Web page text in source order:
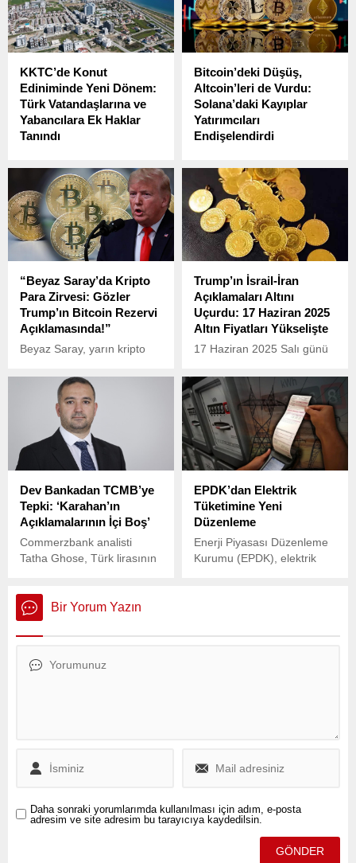
KKTC’de Konut
Ediniminde Yeni Dönem:
Türk Vatandaşlarına ve
Yabancılara Ek Haklar
Tanındı
yayımlanan yeni
düzenlemeyle, Kuzey Kıbrıs
Türk Cumhuriyeti’nden
(KKTC) konut edinme
kurallarında önemli
değişikliklere gidildi. Hem
vatandaşları hem de
yabancı uyruklular için
konut alımında sınırlar
genişletildi.
Bitcoin’deki Düşüş,
Altcoin’leri de Vurdu:
Solana’daki Kayıplar
Yatırımcıları
Endişelendirdi
Bitcoin, 90 bin doların altına
gerileyerek yatırımcıları
tedirgin etti.
“Beyaz Saray’da Kripto
Para Zirvesi: Gözler
Trump’ın Bitcoin Rezervi
Açıklamasında!”
Beyaz Saray, yarın kripto
isimlerin katılacağı bir
zirveye ev sahipliği
yapacak.
Trump’ın İsrail-İran
Açıklamaları Altını
Uçurdu: 17 Haziran 2025
Altın Fiyatları Yükselişte
17 Haziran 2025 Salı günü
dikkat çeken bir artış
yaşandı. Eski ABD Başkanı
Donald Trump’ın İsrail-İran
gerilimine ilişkin yaptığı
açıklamaların ardından
küresel piyasalarda güvenli
Dev Bankadan TCMB’ye
Tepki: ‘Karahan’ın
Açıklamalarının İçi Boş’
Commerzbank analisti
Tatha Ghose, Türk lirasının
gerilemesinin ardından
Türkiye Cumhuriyet Merkez
Bankası (TCMB) Başkanı
açıklamalarını eleştirdi.
EPDK’dan Elektrik
Tüketimine Yeni
Düzenleme
Enerji Piyasası Düzenleme
Kurumu (EPDK), elektrik
Bir Yorum Yazın
Daha sonraki yorumlarımda kullanılması için adım, e-posta
adresim ve site adresim bu tarayıcıya kaydedilsin.